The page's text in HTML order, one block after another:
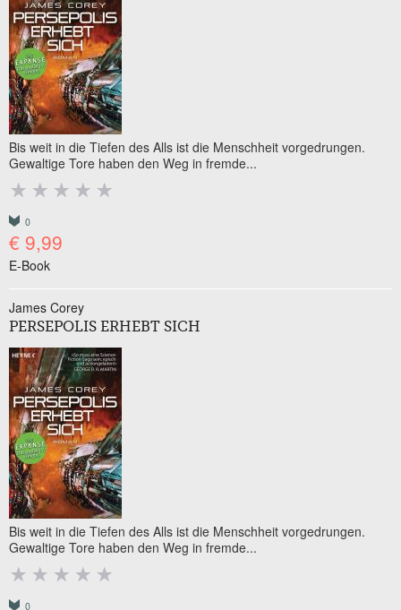
Bis weit in die Tiefen des Alls ist die Menschheit vorgedrungen.
Gewaltige Tore haben den Weg in fremde...
0
€ 9,99
E-Book
James Corey
PERSEPOLIS ERHEBT SICH
Bis weit in die Tiefen des Alls ist die Menschheit vorgedrungen.
Gewaltige Tore haben den Weg in fremde...
0